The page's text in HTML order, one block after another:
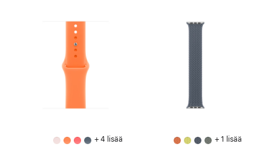
+ 4 lisää + 1 lisää